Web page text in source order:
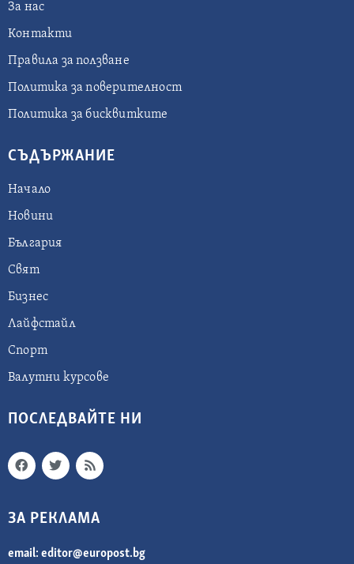
За нас
Контакти
Правила за ползване
Политика за поверителност
Политика за бисквитките
СЪДЪРЖАНИЕ
Начало
Новини
България
Свят
Бизнес
Лайфстайл
Спорт
Валутни курсове
ПОСЛЕДВАЙТЕ НИ
ЗА РЕКЛАМА
email: editor@europost.bg